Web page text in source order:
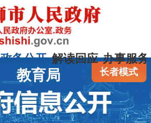
政务公开 解读回应 办事服务
长者模式
教育局